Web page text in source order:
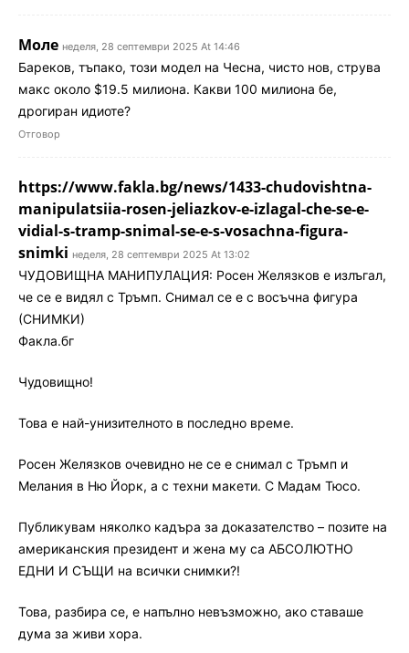
Моле неделя, 28 септември 2025 At 14:46
Бареков, тъпако, този модел на Чесна, чисто нов, струва
макс около $19.5 милиона. Какви 100 милиона бе,
дрогиран идиоте?
Отговор
https://www.fakla.bg/news/1433-chudovishtna-
manipulatsiia-rosen-jeliazkov-e-izlagal-che-se-e-
vidial-s-tramp-snimal-se-e-s-vosachna-figura-
snimki неделя, 28 септември 2025 At 13:02
ЧУДОВИЩНА МАНИПУЛАЦИЯ: Росен Желязков е излъгал,
че се е видял с Тръмп. Снимал се е с восъчна фигура
(СНИМКИ)
Факла.бг
Чудовищно!
Това е най-унизителното в последно време.
Росен Желязков очевидно не се е снимал с Тръмп и
Мелания в Ню Йорк, а с техни макети. С Мадам Тюсо.
Публикувам няколко кадъра за доказателство – позите на
американския президент и жена му са АБСОЛЮТНО
ЕДНИ И СЪЩИ на всички снимки?!
Това, разбира се, е напълно невъзможно, ако ставаше
дума за живи хора.